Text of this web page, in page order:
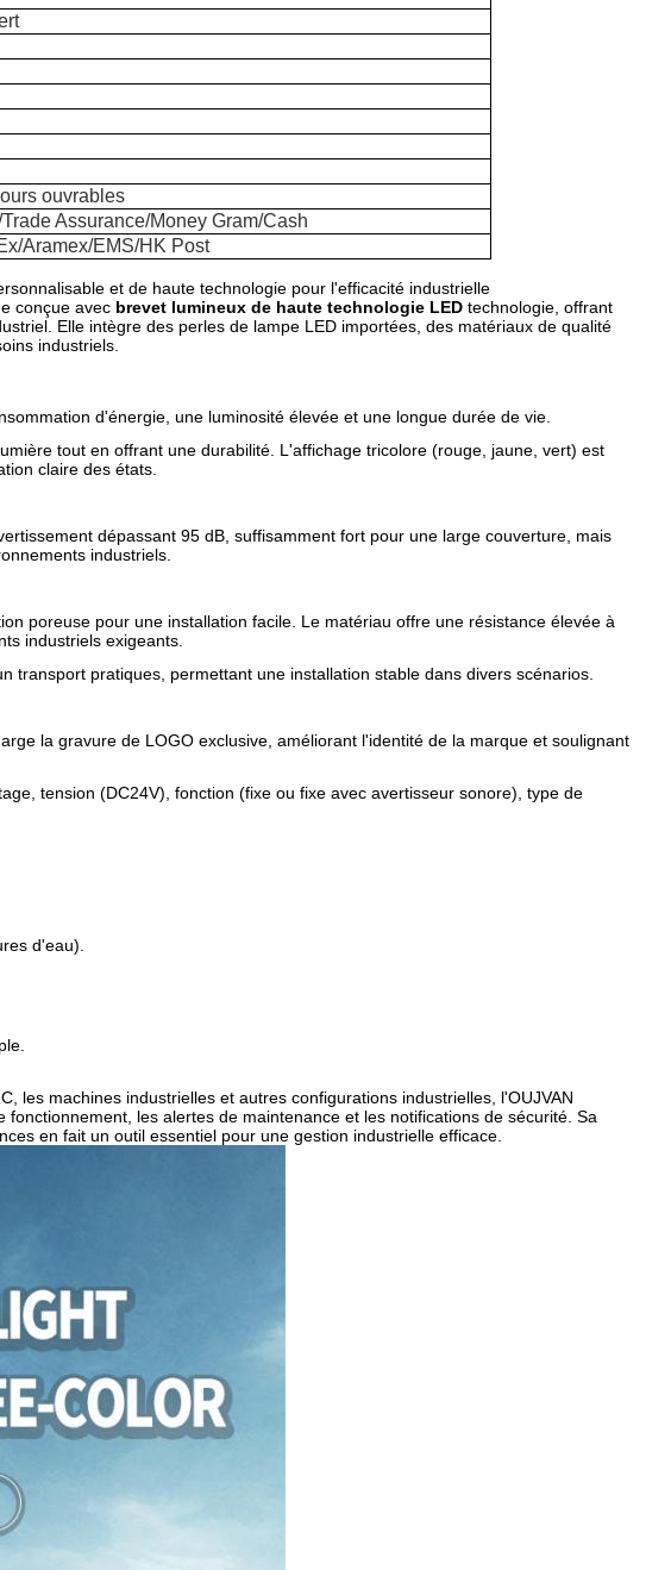
ouvrables
Assurance/Money Gram/Cash
Aramex/EMS/HK Post
et de haute technologie pour l'efficacité industrielle
conçue avec brevet lumineux de haute technologie LED technologie, offrant
Elle intègre des perles de lampe LED importées, des matériaux de qualité
industriels.
d'énergie, une luminosité élevée et une longue durée de vie.
tout en offrant une durabilité. L'affichage tricolore (rouge, jaune, vert) est
claire des états.
dépassant 95 dB, suffisamment fort pour une large couverture, mais
industriels.
poreuse pour une installation facile. Le matériau offre une résistance élevée à
industriels exigeants.
transport pratiques, permettant une installation stable dans divers scénarios.
la gravure de LOGO exclusive, améliorant l'identité de la marque et soulignant
tension (DC24V), fonction (fixe ou fixe avec avertisseur sonore), type de
d'eau).
les machines industrielles et autres configurations industrielles, l'OUJVAN
les alertes de maintenance et les notifications de sécurité. Sa
en fait un outil essentiel pour une gestion industrielle efficace.